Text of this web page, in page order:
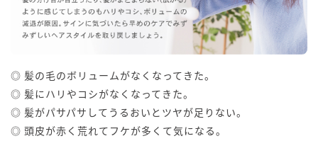
◎ 髪の毛のボリュームがなくなってきた。
◎ 髪にハリやコシがなくなってきた。
◎ 髪がパサパサしてうるおいとツヤが足りない。
◎ 頭皮が赤く荒れてフケが多くて気になる。